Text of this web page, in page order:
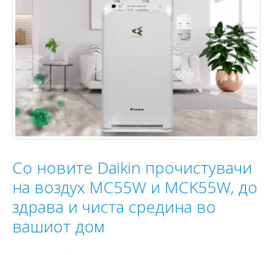
Со новите Daikin прочистувачи
на воздух MC55W и MCK55W, до
здрава и чиста средина во
вашиот дом